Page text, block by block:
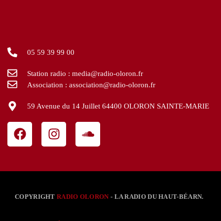
05 59 39 99 00
Station radio : media@radio-oloron.fr
Association : association@radio-oloron.fr
59 Avenue du 14 Juillet 64400 OLORON SAINTE-MARIE
COPYRIGHTRADIO OLORON - LA RADIO DU HAUT-BÉARN.